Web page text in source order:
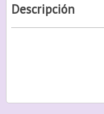
Descripción